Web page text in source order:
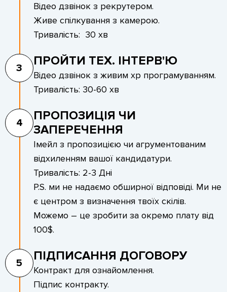
Відео дзвінок з рекрутером.
Живе спілкування з камерою.
Тривалість: 30 хв
3 ПРОЙТИ ТЕХ. ІНТЕРВ'Ю
Відео дзвінок з живим xp програмуванням.
Тривалість: 30-60 хв
4
ПРОПОЗИЦІЯ ЧИ
ЗАПЕРЕЧЕННЯ
Імейл з пропозицією чи агрументованим
відхиленням вашої кандидатури.
Тривалість: 2-3 Дні
P.S. ми не надаємо обширної відповіді. Ми не
є центром з визначення твоїх скілів.
Можемо – це зробити за окремо плату від
100$.
5 ПІДПИСАННЯ ДОГОВОРУ
Контракт для ознайомлення.
Підпис контракту.